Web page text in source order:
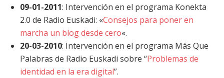
09-01-2011: Intervención en el programa Konekta
2.0 de Radio Euskadi: «Consejos para poner en
marcha un blog desde cero«.
20-03-2010: Intervención en el programa Más Que
Palabras de Radio Euskadi sobre “Problemas de
identidad en la era digital”.